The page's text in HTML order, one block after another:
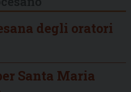
degli oratori
Santa Maria